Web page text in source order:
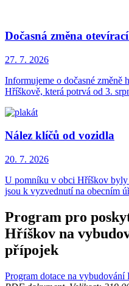
Dočasná změna
27. 7. 2026
Informujeme o dočasné změně
Hříškově, která potrvá od 3.
Nález klíčů od vozidla
20. 7. 2026
U pomníku v obci Hříškov
jsou k vyzvednutí na obecním
Program pro
Hříškov na
přípojek
Program dotace na